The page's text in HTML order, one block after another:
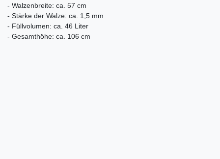
- Walzenbreite: ca. 57 cm
- Stärke der Walze: ca. 1,5 mm
- Füllvolumen: ca. 46 Liter
- Gesamthöhe: ca. 106 cm